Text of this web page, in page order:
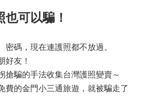
可以騙！
密碼，現在連護照都不放過。
好友！
搶騙的手法收集台灣護照變賣～
費的金門小三通旅遊，就被騙走了